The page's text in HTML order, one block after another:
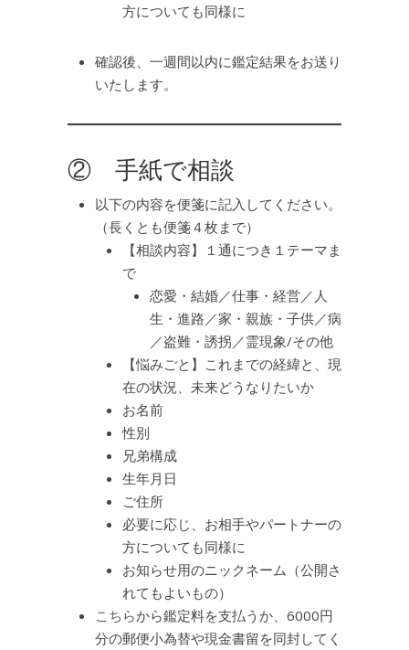
方についても同様に
確認後、一週間以内に鑑定結果をお送り
いたします。
② 手紙で相談
以下の内容を便箋に記入してください。
（長くとも便箋４枚まで）
【相談内容】１通につき１テーマま
で
恋愛・結婚／仕事・経営／人
生・進路／家・親族・子供／病
／盗難・誘拐／霊現象/その他
【悩みごと】これまでの経緯と、現
在の状況、未来どうなりたいか
お名前
性別
兄弟構成
生年月日
ご住所
必要に応じ、お相手やパートナーの
方についても同様に
お知らせ用のニックネーム（公開さ
れてもよいもの）
こちらから鑑定料を支払うか、6000円
分の郵便小為替や現金書留を同封してく